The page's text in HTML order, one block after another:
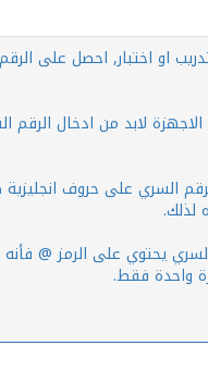
او اختبار, احصل على
لابد من ادخال الرقم
السري على حروف انجليزية
لذلك.
يحتوي على الرمز @
واحدة فقط.